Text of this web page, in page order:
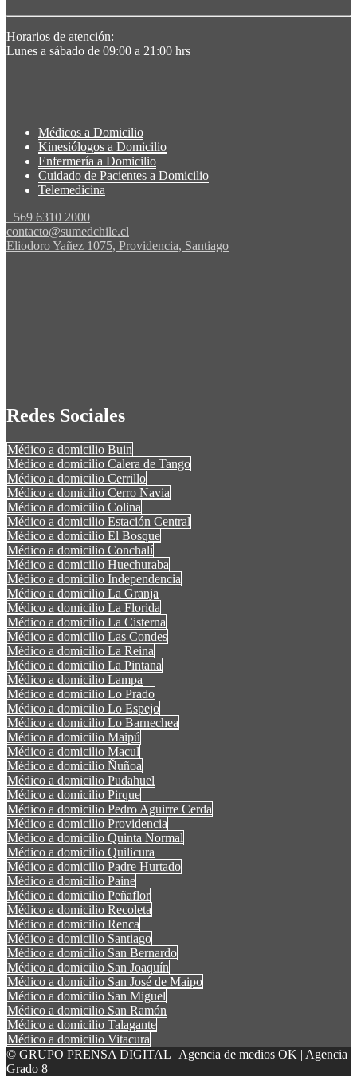
Horarios de atención:
Lunes a sábado de 09:00 a 21:00 hrs
Médicos a Domicilio
Kinesiólogos a Domicilio
Enfermería a Domicilio
Cuidado de Pacientes a Domicilio
Telemedicina
+569 6310 2000
contacto@sumedchile.cl
Eliodoro Yañez 1075, Providencia, Santiago
Redes Sociales
Médico a domicilio Buin
Médico a domicilio Calera de Tango
Médico a domicilio Cerrillo
Médico a domicilio Cerro Navia
Médico a domicilio Colina
Médico a domicilio Estación Central
Médico a domicilio El Bosque
Médico a domicilio Conchalí
Médico a domicilio Huechuraba
Médico a domicilio Independencia
Médico a domicilio La Granja
Médico a domicilio La Florida
Médico a domicilio La Cisterna
Médico a domicilio Las Condes
Médico a domicilio La Reina
Médico a domicilio La Pintana
Médico a domicilio Lampa
Médico a domicilio Lo Prado
Médico a domicilio Lo Espejo
Médico a domicilio Lo Barnechea
Médico a domicilio Maipú
Médico a domicilio Macul
Médico a domicilio Ñuñoa
Médico a domicilio Pudahuel
Médico a domicilio Pirque
Médico a domicilio Pedro Aguirre Cerda
Médico a domicilio Providencia
Médico a domicilio Quinta Normal
Médico a domicilio Quilicura
Médico a domicilio Padre Hurtado
Médico a domicilio Paine
Médico a domicilio Peñaflor
Médico a domicilio Recoleta
Médico a domicilio Renca
Médico a domicilio Santiago
Médico a domicilio San Bernardo
Médico a domicilio San Joaquín
Médico a domicilio San José de Maipo
Médico a domicilio San Miguel
Médico a domicilio San Ramón
Médico a domicilio Talagante
Médico a domicilio Vitacura
© GRUPO PRENSA DIGITAL | Agencia de medios OK | Agencia
Grado 8